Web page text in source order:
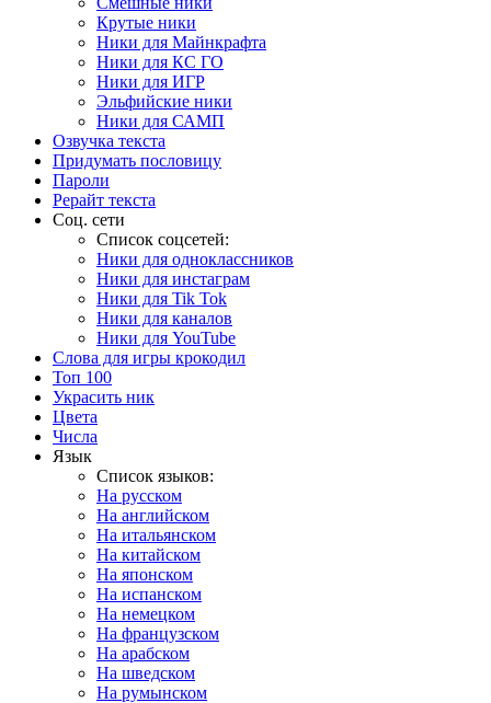
Крутые ники
Ники для Майнкрафта
Ники для КС ГО
Ники для ИГР
Эльфийские ники
Ники для САМП
Озвучка текста
Придумать пословицу
Пароли
Рерайт текста
Соц. сети
Список соцсетей:
Ники для одноклассников
Ники для инстаграм
Ники для Tik Tok
Ники для каналов
Ники для YouTube
Слова для игры крокодил
Топ 100
Украсить ник
Цвета
Числа
Язык
Список языков:
На русском
На английском
На итальянском
На китайском
На японском
На испанском
На немецком
На французском
На арабском
На шведском
На румынском